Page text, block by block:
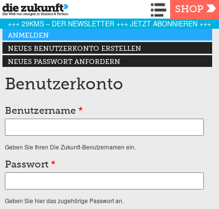
Navigation
SHOP
+++ 29KMS – DER NEWSLETTER +++ JETZT ABONNIEREN +++
Haupt-Reiter
ANMELDEN
(AKTIVER REITER)
NEUES BENUTZERKONTO ERSTELLEN
NEUES PASSWORT ANFORDERN
Benutzerkonto
Benutzername *
Geben Sie Ihren Die Zukunft-Benutzernamen ein.
Passwort *
Geben Sie hier das zugehörige Passwort an.